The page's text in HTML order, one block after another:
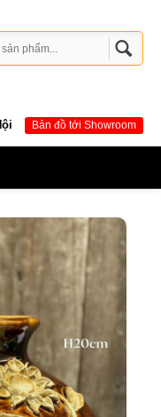
Bản đồ tới Showroom